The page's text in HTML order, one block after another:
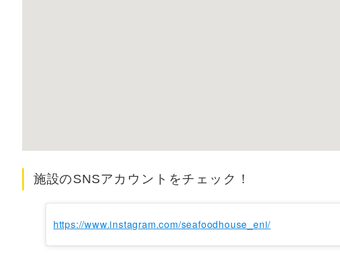
施設のSNSアカウントをチェック！
https://www.instagram.com/seafoodhouse_eni/